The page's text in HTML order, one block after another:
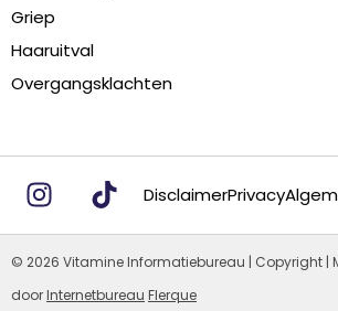
Griep
Haaruitval
Overgangsklachten
DisclaimerPrivacy
© 2026 Vitamine Informatiebureau | Copyright |
doorInternetbureau Flerque